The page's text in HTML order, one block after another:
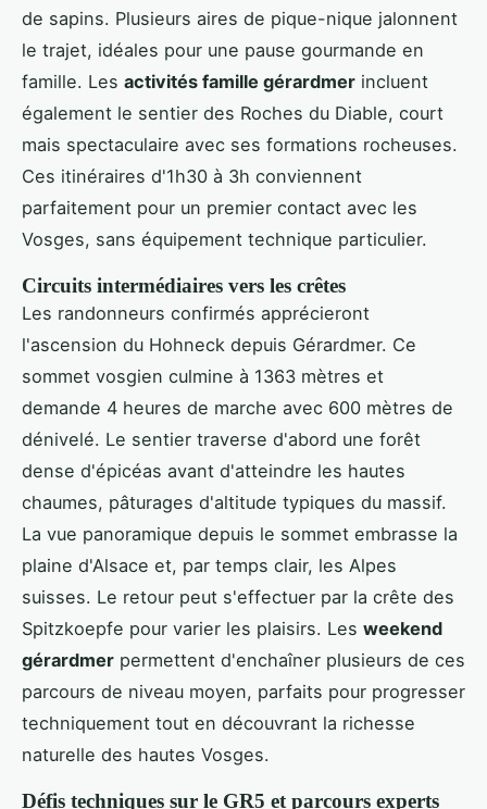
de sapins. Plusieurs aires de pique-nique jalonnent
le trajet, idéales pour une pause gourmande en
famille. Les activités famille gérardmer incluent
également le sentier des Roches du Diable, court
mais spectaculaire avec ses formations rocheuses.
Ces itinéraires d'1h30 à 3h conviennent
parfaitement pour un premier contact avec les
Vosges, sans équipement technique particulier.
Circuits intermédiaires vers les crêtes
Les randonneurs confirmés apprécieront
l'ascension du Hohneck depuis Gérardmer. Ce
sommet vosgien culmine à 1363 mètres et
demande 4 heures de marche avec 600 mètres de
dénivelé. Le sentier traverse d'abord une forêt
dense d'épicéas avant d'atteindre les hautes
chaumes, pâturages d'altitude typiques du massif.
La vue panoramique depuis le sommet embrasse la
plaine d'Alsace et, par temps clair, les Alpes
suisses. Le retour peut s'effectuer par la crête des
Spitzkoepfe pour varier les plaisirs. Les weekend
gérardmer permettent d'enchaîner plusieurs de ces
parcours de niveau moyen, parfaits pour progresser
techniquement tout en découvrant la richesse
naturelle des hautes Vosges.
Défis techniques sur le GR5 et parcours experts